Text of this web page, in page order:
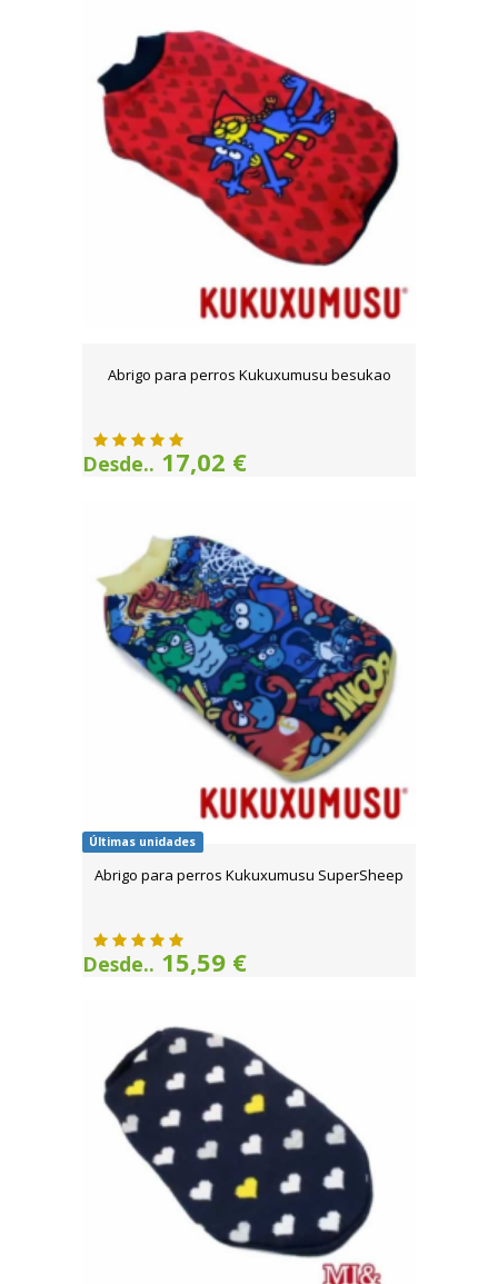
Abrigo para perros Kukuxumusu besukao
Desde.. 17,02 €
Últimas unidades
Abrigo para perros Kukuxumusu SuperSheep
Desde.. 15,59 €